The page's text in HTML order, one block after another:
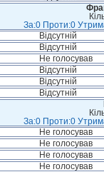
За:0 Проти:0
Відсутній
Відсутній
Не голосував
Відсутній
Відсутній
Відсутній
За:0 Проти:0
Не голосував
Не голосував
Не голосував
Не голосував